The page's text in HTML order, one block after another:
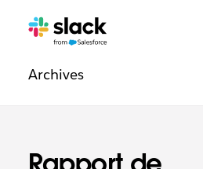
Navigation
légale
Pages
Archivessupplémentaires